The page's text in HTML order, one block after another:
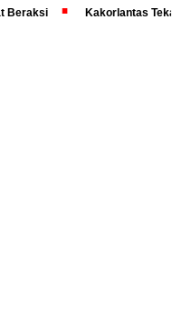
Kakorlantas Tekankan